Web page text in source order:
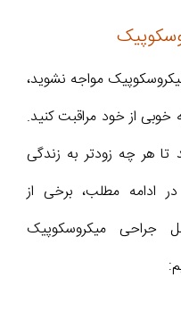
مواجه نشوید،
از خود مراقبت کنید.
تا هر چه زودتر به زندگی
ادامه مطلب، برخی از
جراحی میکروسکوپیک